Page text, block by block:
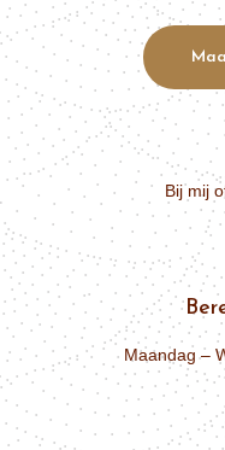
Bij mij
Maandag –